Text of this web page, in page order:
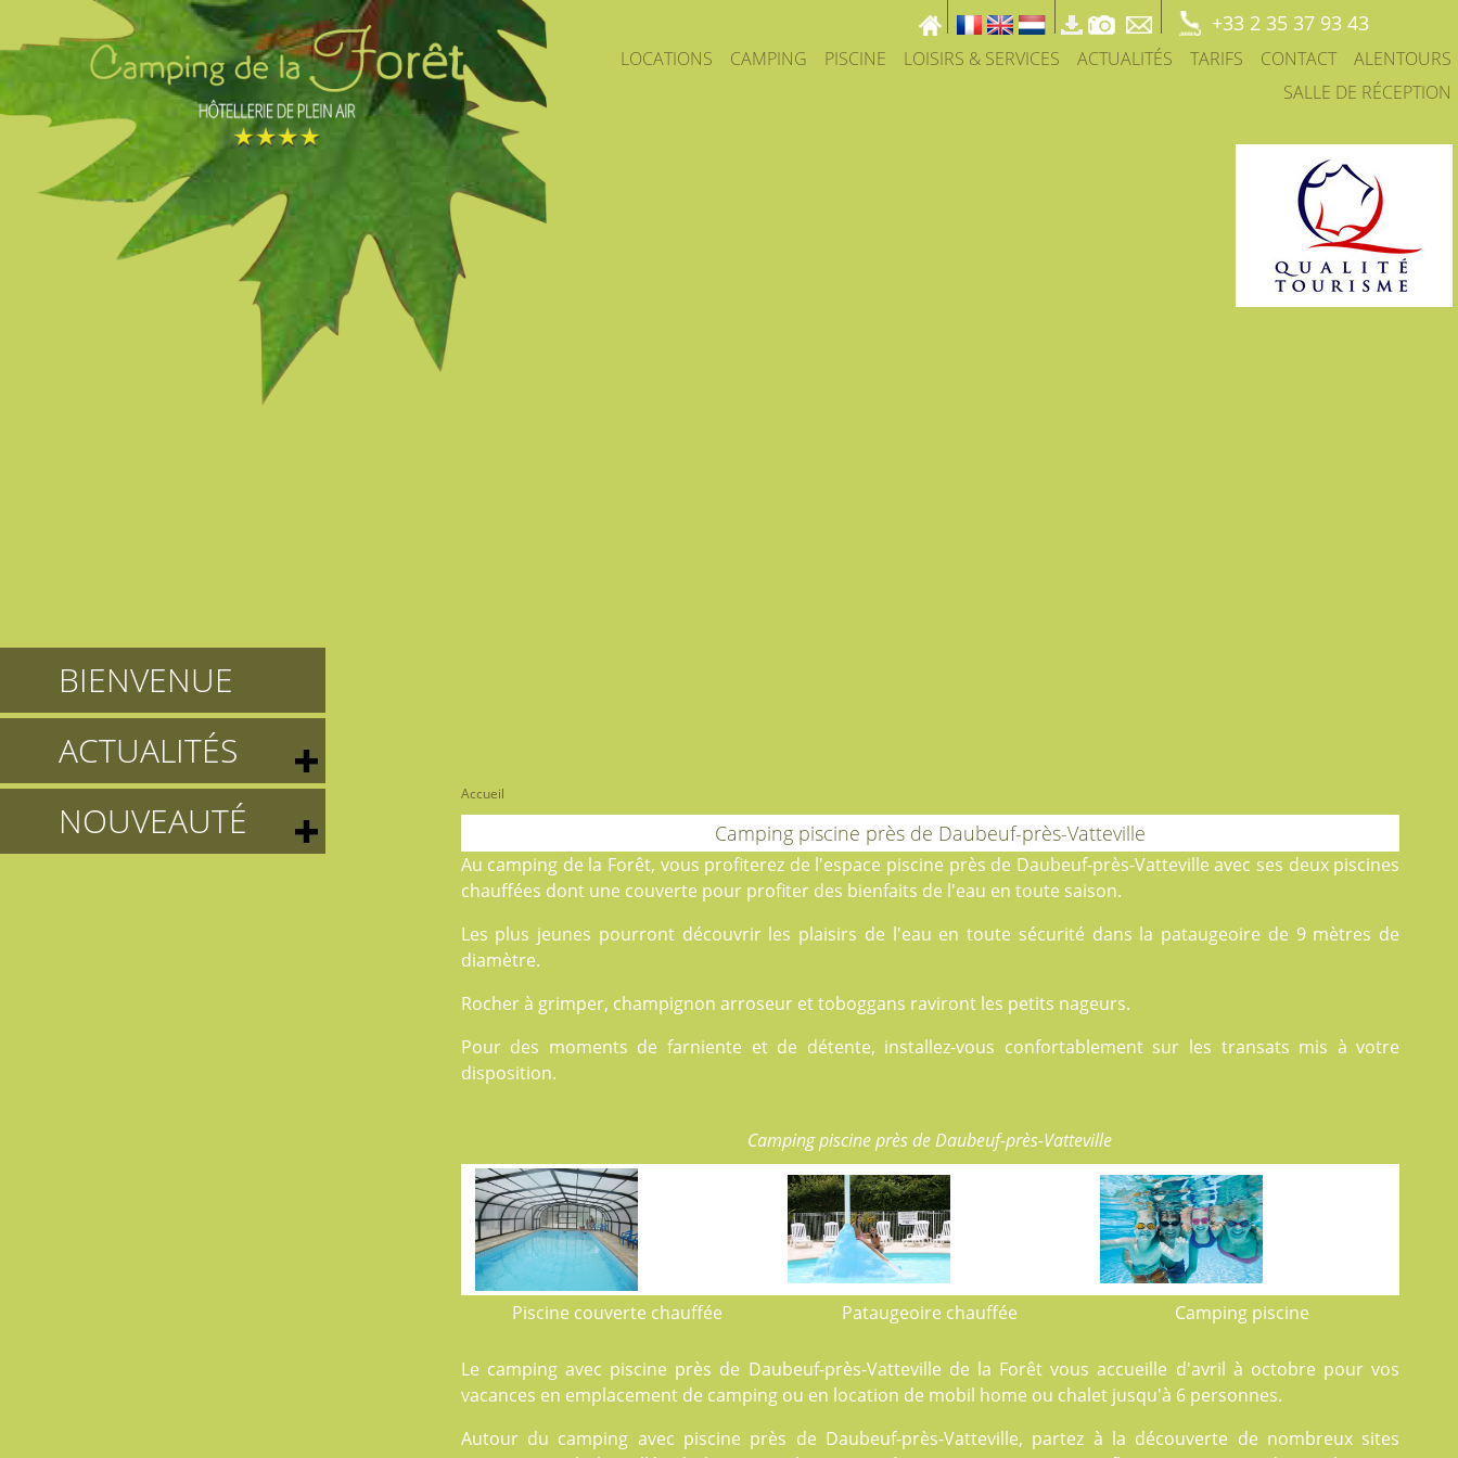
+33 2 35 37 93 43
LOCATIONS CAMPING PISCINE LOISIRS & SERVICES ACTUALITÉS TARIFS CONTACT
ALENTOURS
SALLE DE RÉCEPTION
BIENVENUE
ACTUALITÉS
NOUVEAUTÉ
Accueil
Camping piscine près de Daubeuf-près-Vatteville
Au camping de la Forêt, vous profiterez de l'espace piscine près de Daubeuf-près-Vatteville avec ses deux piscines
chauffées dont une couverte pour profiter des bienfaits de l'eau en toute saison.
Les plus jeunes pourront découvrir les plaisirs de l'eau en toute sécurité dans la pataugeoire de 9 mètres de
diamètre.
Rocher à grimper, champignon arroseur et toboggans raviront les petits nageurs.
Pour des moments de farniente et de détente, installez-vous confortablement sur les transats mis à votre
disposition.
Camping piscine près de Daubeuf-près-Vatteville
Piscine couverte chauffée Pataugeoire chauffée Camping piscine
Le camping avec piscine près de Daubeuf-près-Vatteville de la Forêt vous accueille d'avril à octobre pour vos
vacances en emplacement de campingou en location de mobil home ou chalet jusqu'à 6 personnes.
Autour du camping avec piscine près de Daubeuf-près-Vatteville, partez à la découverte de nombreux sites